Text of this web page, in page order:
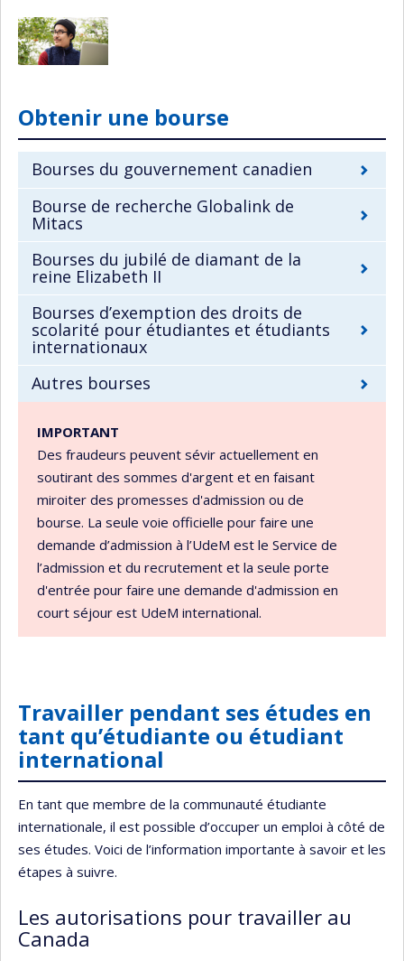
Obtenir une bourse
Bourses du gouvernement canadien
Bourse de recherche Globalink de
Mitacs
Bourses du jubilé de diamant de la
reine Elizabeth II
Bourses d’exemption des droits de
scolarité pour étudiantes et étudiants
internationaux
Autres bourses
IMPORTANT
Des fraudeurs peuvent sévir actuellement en
soutirant des sommes d'argent et en faisant
miroiter des promesses d'admission ou de
bourse. La seule voie officielle pour faire une
demande d’admission à l’UdeM est le Service de
l’admission et du recrutement et la seule porte
d'entrée pour faire une demande d'admission en
court séjour est UdeM international.
Travailler pendant ses études en
tant qu’étudiante ou étudiant
international
En tant que membre de la communauté étudiante
internationale, il est possible d’occuper un emploi à côté de
ses études. Voici de l’information importante à savoir et les
étapes à suivre.
Les autorisations pour travailler au
Canada